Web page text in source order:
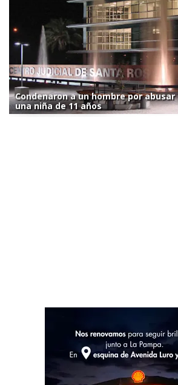
Condenaron a un hombre por
una niña de 11 años